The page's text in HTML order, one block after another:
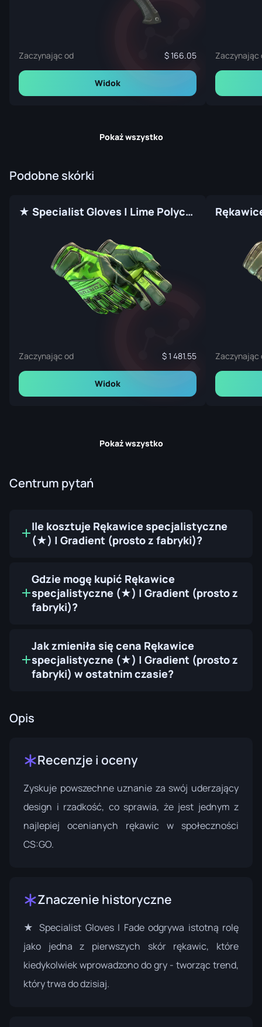
Zaczynając od 166.05
Widok
Zaczynając
Pokaż wszystko
Podobne skórki
★ Specialist Gloves | Lime Polycam (Factory New)
Zaczynając od 1 481.55
Widok
Zaczynając
Pokaż wszystko
Centrum pytań
Ile kosztuje Rękawice specjalistyczne
(★) | Gradient (prosto z fabryki)?
Gdzie mogę kupić Rękawice
specjalistyczne (★) | Gradient (prosto z
fabryki)?
Jak zmieniła się cena Rękawice
specjalistyczne (★) | Gradient (prosto z
fabryki) w ostatnim czasie?
Opis
Recenzje i oceny
Zyskuje powszechne uznanie za swój uderzający
design i rzadkość, co sprawia, że jest jednym z
najlepiej ocenianych rękawic w społeczności
CS:GO.
Znaczenie historyczne
★ Specialist Gloves | Fade odgrywa istotną rolę
jako jedna z pierwszych skór rękawic, które
kiedykolwiek wprowadzono do gry - tworząc trend,
który trwa do dzisiaj.